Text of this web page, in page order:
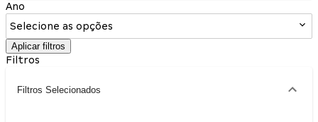
Ano
Selecione as opções
Aplicar filtros
Filtros
Filtros Selecionados